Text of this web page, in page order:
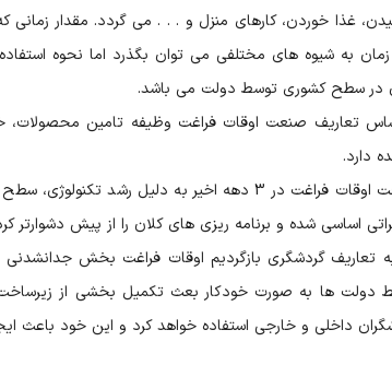
غذا خوردن، کارهای منزل و . . . می گردد. مقدار
به شیوه های مختلفی می توان بگذرد اما نحوه
در سطح کشوری توسط دولت می باشد.
تعاریف صنعت اوقات فراغت وظیفه تامین محصولات،
دارد.
صنعت اوقات فراغت در 3 دهه اخیر به دلیل رشد
اساسی شده و برنامه ریزی های کلان را از پیش دشوارتر
تعاریف گردشگری بازگردیم اوقات فراغت بخش
دولت ها به صورت خودکار بعث تکمیل بخشی از
داخلی و خارجی استفاده خواهد کرد و این خود باعث